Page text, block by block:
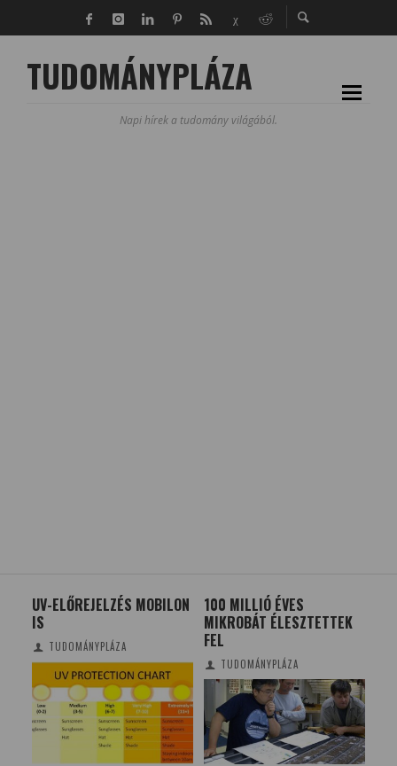
TUDOMÁNYPLÁZA
Napi hírek a tudomány világából.
UV-ELŐREJELZÉS MOBILON
IS
TUDOMÁNYPLÁZA
100 MILLIÓ ÉVES
MIKROBÁT ÉLESZTETTEK
FEL
TUDOMÁNYPLÁZA